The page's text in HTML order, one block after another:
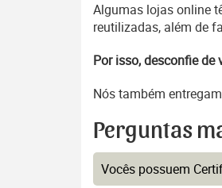
Algumas lojas online
reutilizadas, além de
Por isso, desconfie
Nós também
Perguntas
Vocês possuem